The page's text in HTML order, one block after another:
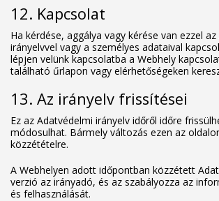
12. Kapcsolat
Ha kérdése, aggálya vagy kérése van ezzel
irányelvvel vagy a személyes adataival
lépjen velünk kapcsolatba a Webhely
található űrlapon vagy elérhetőségeken
13. Az irányelv frissítései
Ez az Adatvédelmi irányelv időről időre
módosulhat. Bármely változás ezen az
közzétételre.
A Webhelyen adott időpontban közzétett
verzió az irányadó, és az szabályozza az
és felhasználását.